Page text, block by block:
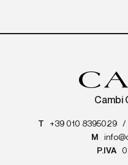
Cambi
T +39 010 8395029 /
M
P.IVA